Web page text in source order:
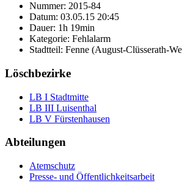
Nummer: 2015-84
Datum: 03.05.15 20:45
Dauer: 1h 19min
Kategorie: Fehlalarm
Stadtteil: Fenne (August-Clüsserath-
Löschbezirke
LB I Stadtmitte
LB III Luisenthal
LB V Fürstenhausen
Abteilungen
Atemschutz
Presse- und Öffentlichkeitsarbeit